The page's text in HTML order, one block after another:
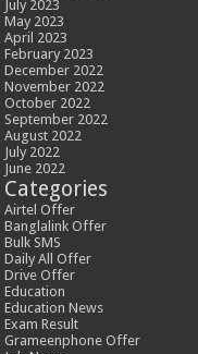
July 2023
May 2023
April 2023
February 2023
December 2022
November 2022
October 2022
September 2022
August 2022
July 2022
June 2022
Categories
Airtel Offer
Banglalink Offer
Bulk SMS
Daily All Offer
Drive Offer
Education
Education News
Exam Result
Grameenphone Offer